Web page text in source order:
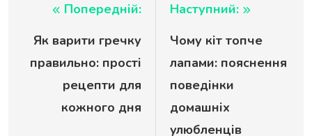
Навігація
записів
Попередній:
Як варити гречку
правильно: прості
рецепти для
кожного дня
Наступний:
Чому кіт топче
лапами: пояснення
поведінки
домашніх
улюбленців